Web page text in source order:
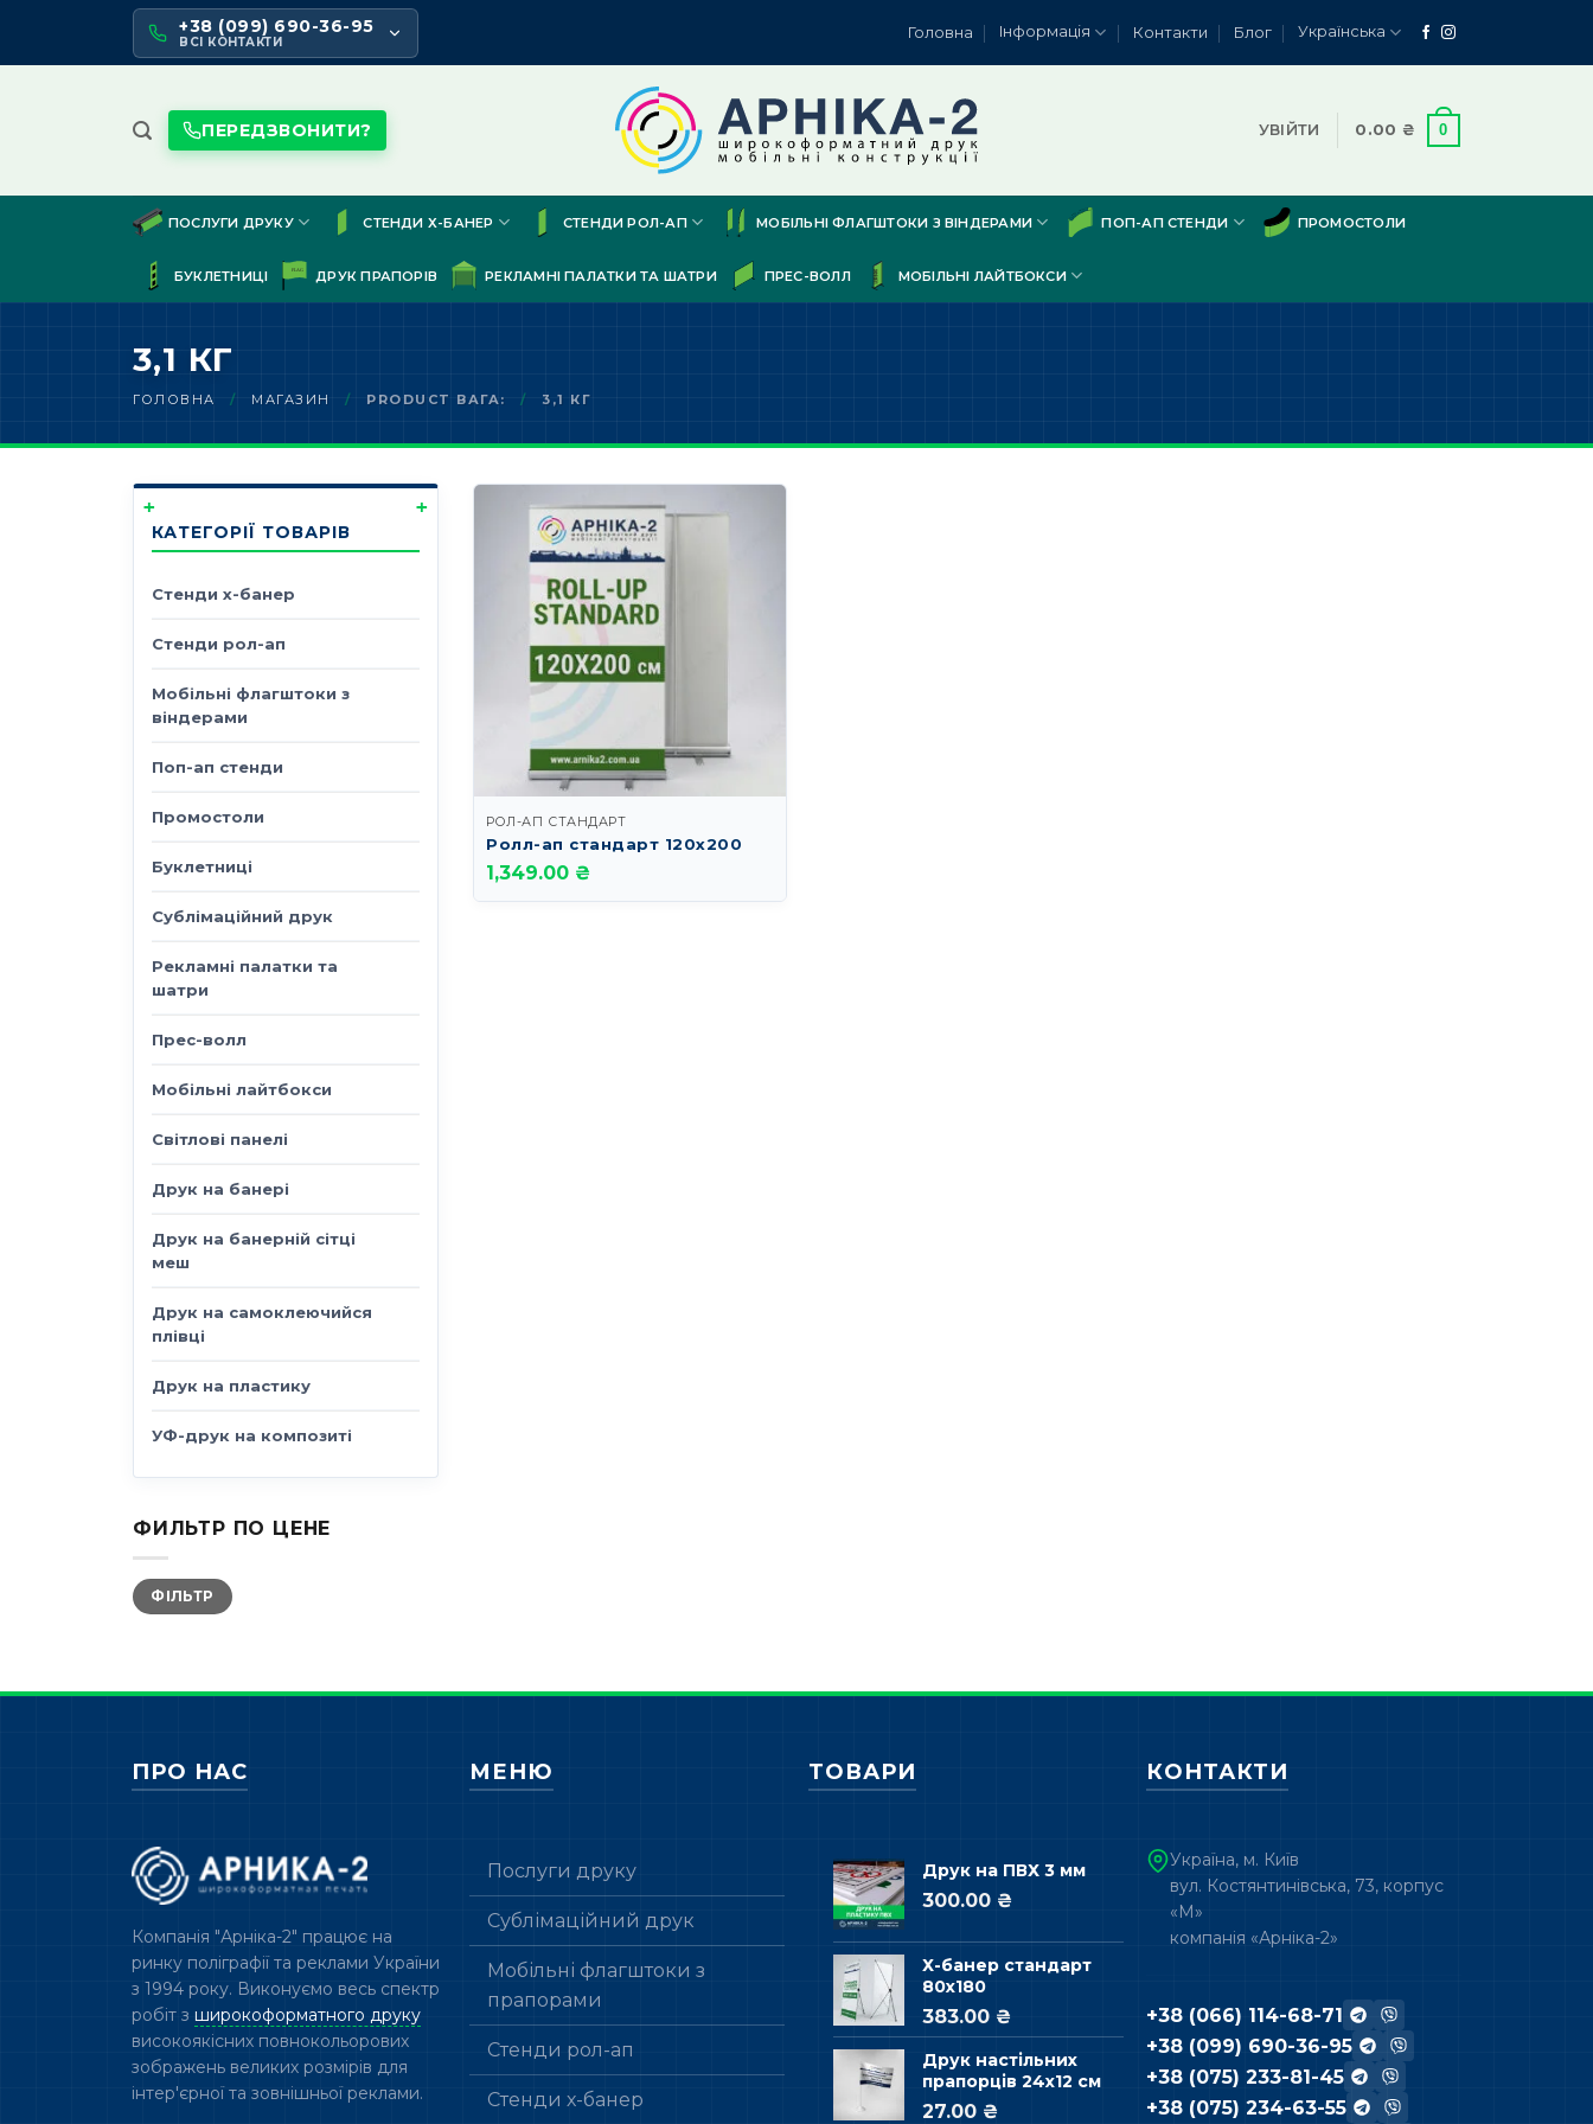
content
+38 (099) 690-36-95
ВСІ КОНТАКТИ
Головна Інформація Контакти Блог Українська
ПЕРЕДЗВОНИТИ? УВІЙТИ 0.00 ₴ 0
ПОСЛУГИ ДРУКУ СТЕНДИ Х-БАНЕР СТЕНДИ РОЛ-АП МОБІЛЬНІ ФЛАГШТОКИ З ВІНДЕРАМИ ПОП-АП СТЕНДИ ПРОМОСТОЛИ
БУКЛЕТНИЦІ ДРУК ПРАПОРІВ РЕКЛАМНІ ПАЛАТКИ ТА ШАТРИ ПРЕС-ВОЛЛ МОБІЛЬНІ ЛАЙТБОКСИ
3,1 КГ
ГОЛОВНА / МАГАЗИН / PRODUCT ВАГА: / 3,1 КГ
КАТЕГОРІЇ ТОВАРІВ
Стенди х-банер
Стенди рол-ап
Мобільні флагштоки з
віндерами
Поп-ап стенди
Промостоли
Буклетниці
Сублімаційний друк
Рекламні палатки та
шатри
Прес-волл
Мобільні лайтбокси
Світлові панелі
Друк на банері
Друк на банерній сітці
меш
Друк на самоклеючийся
плівці
Друк на пластику
УФ-друк на композиті
ФИЛЬТР ПО ЦЕНЕ
Мінімальна
ціна
Найбільша
цінаФІЛЬТР
РОЛ-АП СТАНДАРТ
Ролл-ап стандарт 120х200
1,349.00 ₴
ПРО НАС
Компанія "Арніка-2" працює на
ринку поліграфії та реклами України
з 1994 року. Виконуємо весь спектр
робіт з широкоформатного друку
високоякісних повнокольорових
зображень великих розмірів для
інтер'єрної та зовнішньої реклами.
МЕНЮ
Послуги друку
Сублімаційний друк
Мобільні флагштоки з
прапорами
Стенди рол-ап
Стенди х-банер
ТОВАРИ
Друк на ПВХ 3 мм
300.00 ₴
Х-банер стандарт
80х180
383.00 ₴
Друк настільних
прапорців 24х12 см
27.00 ₴
КОНТАКТИ
Україна, м. Київ
вул. Костянтинівська, 73, корпус
«М»
компанія «Арніка-2»
+38 (066) 114-68-71
+38 (099) 690-36-95
+38 (075) 233-81-45
+38 (075) 234-63-55